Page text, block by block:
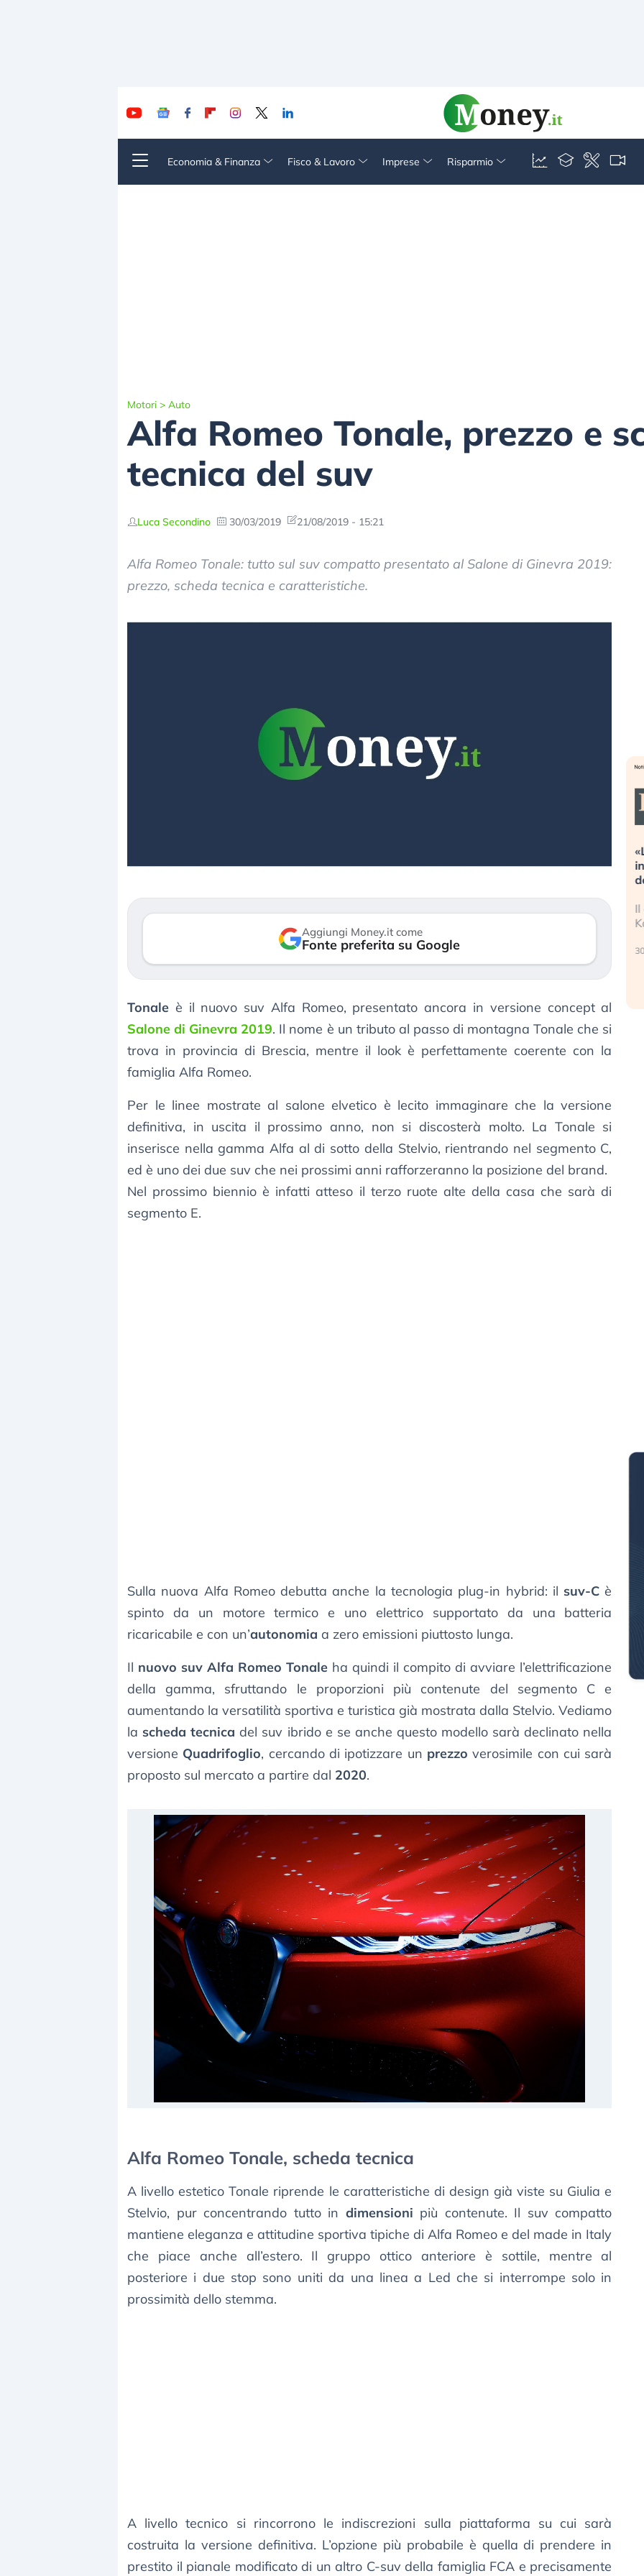
Economia & Finanza Fisco & Lavoro Imprese Risparmio
Motori > Auto
Alfa Romeo Tonale, prezzo e
tecnica del suv
Luca Secondino 30/03/2019 21/08/2019 - 15:21
Alfa Romeo Tonale: tutto sul suv compatto presentato al Salone di Ginevra 2019:
prezzo, scheda tecnica e caratteristiche.
Aggiungi Money.it come
Fonte preferita su Google
Tonale è il nuovo suv Alfa Romeo, presentato ancora in versione concept al
Salone di Ginevra 2019. Il nome è un tributo al passo di montagna Tonale che si
trova in provincia di Brescia, mentre il look è perfettamente coerente con la
famiglia Alfa Romeo.
Per le linee mostrate al salone elvetico è lecito immaginare che la versione
definitiva, in uscita il prossimo anno, non si discosterà molto. La Tonale si
inserisce nella gamma Alfa al di sotto della Stelvio, rientrando nel segmento C,
ed è uno dei due suv che nei prossimi anni rafforzeranno la posizione del brand.
Nel prossimo biennio è infatti atteso il terzo ruote alte della casa che sarà di
segmento E.
Sulla nuova Alfa Romeo debutta anche la tecnologia plug-in hybrid: il suv-C è
spinto da un motore termico e uno elettrico supportato da una batteria
ricaricabile e con un’autonomia a zero emissioni piuttosto lunga.
Il nuovo suv Alfa Romeo Tonale ha quindi il compito di avviare l’elettrificazione
della gamma, sfruttando le proporzioni più contenute del segmento C e
aumentando la versatilità sportiva e turistica già mostrata dalla Stelvio. Vediamo
la scheda tecnica del suv ibrido e se anche questo modello sarà declinato nella
versione Quadrifoglio, cercando di ipotizzare un prezzo verosimile con cui sarà
proposto sul mercato a partire dal 2020.
Alfa Romeo Tonale, scheda tecnica
A livello estetico Tonale riprende le caratteristiche di design già viste su Giulia e
Stelvio, pur concentrando tutto in dimensioni più contenute. Il suv compatto
mantiene eleganza e attitudine sportiva tipiche di Alfa Romeo e del made in Italy
che piace anche all’estero. Il gruppo ottico anteriore è sottile, mentre al
posteriore i due stop sono uniti da una linea a Led che si interrompe solo in
prossimità dello stemma.
A livello tecnico si rincorrono le indiscrezioni sulla piattaforma su cui sarà
costruita la versione definitiva. L’opzione più probabile è quella di prendere in
prestito il pianale modificato di un altro C-suv della famiglia FCA e precisamente
correzione. Cosa sta guidando il
3 agosto 2026
in preda al panico dopo lo scoppio
Kospi, mentre gli investitori retail (…)
30 luglio 2026